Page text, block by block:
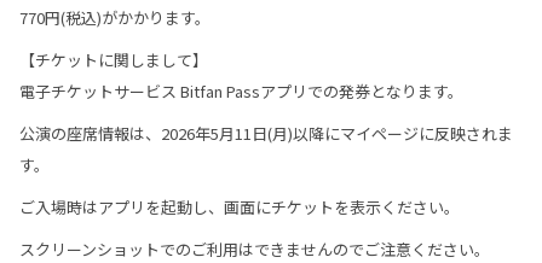
770円(税込)がかかります。
【チケットに関しまして】
電子チケットサービス Bitfan Passアプリでの発券となります。
公演の座席情報は、2026年5月11日(月)以降にマイページに反映されま
す。
ご入場時はアプリを起動し、画面にチケットを表示ください。
スクリーンショットでのご利用はできませんのでご注意ください。